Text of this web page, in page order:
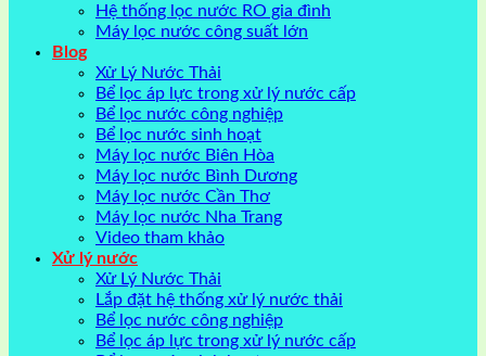
Hệ thống lọc nước RO gia đình
Máy lọc nước công suất lớn
Blog
Xử Lý Nước Thải
Bể lọc áp lực trong xử lý nước cấp
Bể lọc nước công nghiệp
Bể lọc nước sinh hoạt
Máy lọc nước Biên Hòa
Máy lọc nước Bình Dương
Máy lọc nước Cần Thơ
Máy lọc nước Nha Trang
Video tham khảo
Xử lý nước
Xử Lý Nước Thải
Lắp đặt hệ thống xử lý nước thải
Bể lọc nước công nghiệp
Bể lọc áp lực trong xử lý nước cấp